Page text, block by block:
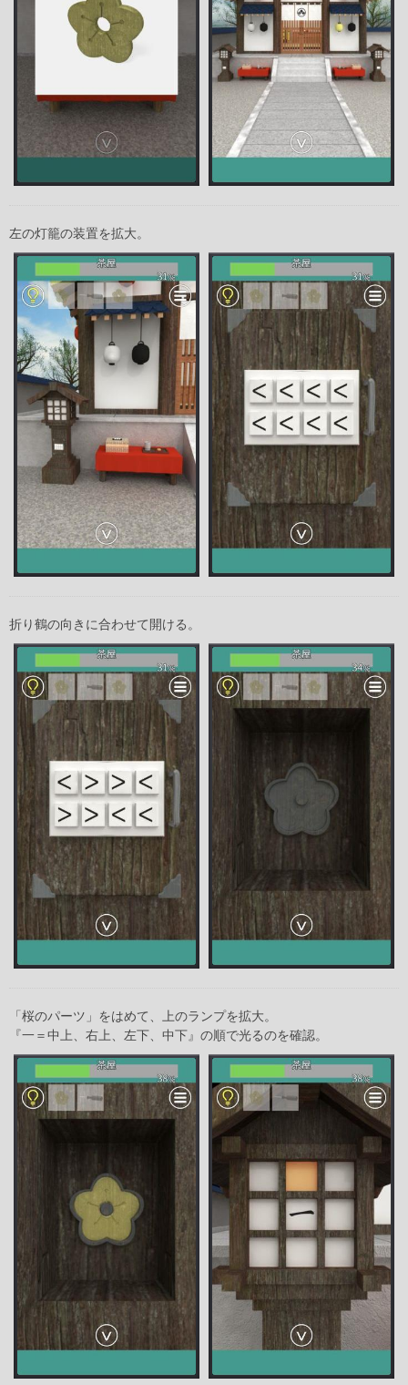
左の灯籠の装置を拡大。
折り鶴の向きに合わせて開ける。
「桜のパーツ」をはめて、上のランプを拡大。
『一＝中上、右上、左下、中下』の順で光るのを確認。